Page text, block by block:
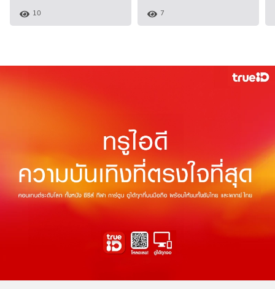
10 7